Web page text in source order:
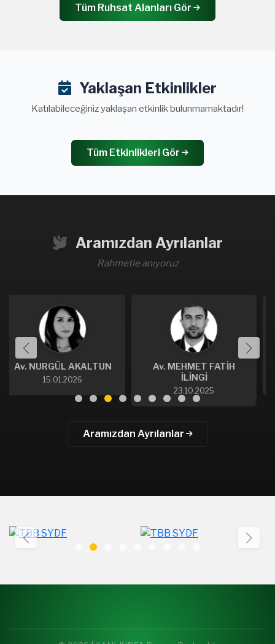
Tüm Ruhsat Alanları Gör
Yaklaşan Etkinlikler
Katılabileceğiniz yaklaşan etkinlik bulunmamaktadır!
Tüm Etkinlikleri Gör
Aramızdan Ayrılanlar
Rahmetle anıyoruz
Av. MEHMET FATİH
İLİNGİ
Av. MUSTAFA HARTAVİ
22.09.2023
Aramızdan Ayrılanlar